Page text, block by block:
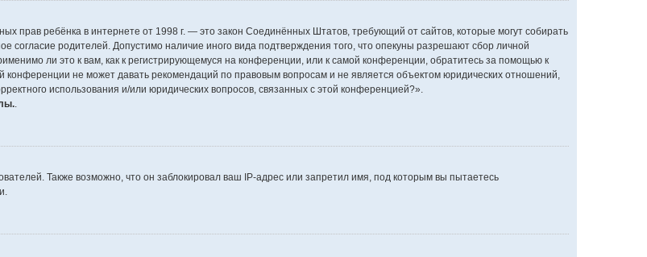
прав ребёнка в интернете от 1998 г. — это закон Соединённых Штатов, требующий от сайтов, которые могут собирать
родителей. Допустимо наличие иного вида подтверждения того, что опекуны разрешают сбор личной
ли это к вам, как к регистрирующемуся на конференции, или к самой конференции, обратитесь за помощью к
конференции не может давать рекомендаций по правовым вопросам и не является объектом юридических отношений,
использования и/или юридических вопросов, связанных с этой конференцией?».
.
Также возможно, что он заблокировал ваш IP-адрес или запретил имя, под которым вы пытаетесь